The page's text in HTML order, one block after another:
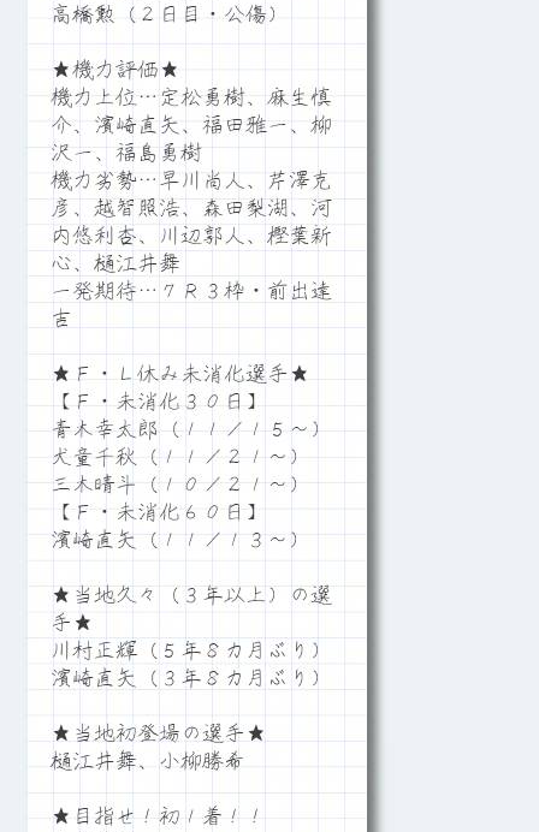
高橋勲（２日目・公傷）
★機力評価★
機力上位…定松勇樹、麻生慎
介、濱崎直矢、福田雅一、柳
沢一、福島勇樹
機力劣勢…早川尚人、芹澤克
彦、越智照浩、森田梨湖、河
内悠利杏、川辺郭人、樫葉新
心、樋江井舞
一発期待…７Ｒ３枠・前出達
吉
★Ｆ・Ｌ休み未消化選手★
【Ｆ・未消化３０日】
青木幸太郎（１１／１５～）
犬童千秋（１１／２１～）
三木晴斗（１０／２１～）
【Ｆ・未消化６０日】
濱崎直矢（１１／１３～）
★当地久々（３年以上）の選
手★
川村正輝（５年８カ月ぶり）
濱崎直矢（３年８カ月ぶり）
★当地初登場の選手★
樋江井舞、小柳勝希
★目指せ！初１着！！